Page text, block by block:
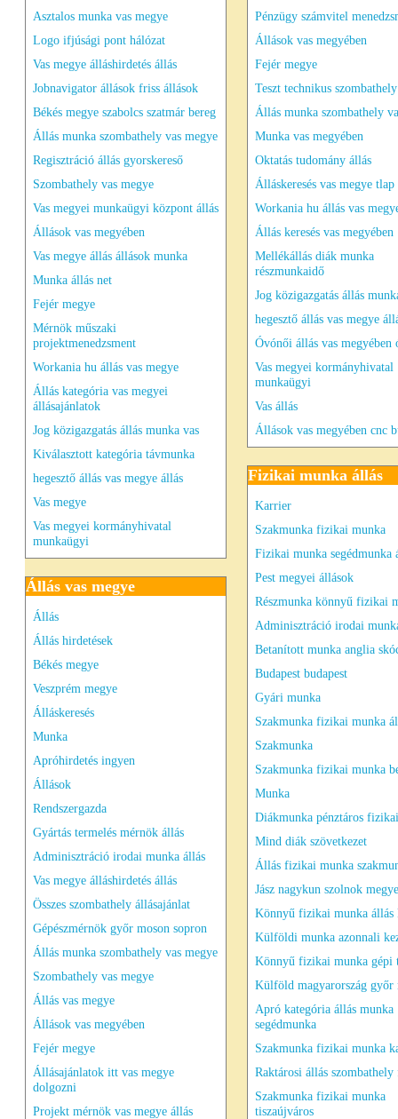
Asztalos munka vas megye
Logo ifjúsági pont hálózat
Vas megye álláshirdetés állás
Jobnavigator állások friss állások
Békés megye szabolcs szatmár bereg
Állás munka szombathely vas megye
Regisztráció állás gyorskereső
Szombathely vas megye
Vas megyei munkaügyi központ állás
Állások vas megyében
Vas megye állás állások munka
Munka állás net
Fejér megye
Mérnök műszaki
projektmenedzsment
Workania hu állás vas megye
Állás kategória vas megyei
állásajánlatok
Jog közigazgatás állás munka vas
Kiválasztott kategória távmunka
hegesztő állás vas megye állás
Vas megye
Vas megyei kormányhivatal
munkaügyi
Állás vas megye
Állás
Állás hirdetések
Békés megye
Veszprém megye
Álláskeresés
Munka
Apróhirdetés ingyen
Állások
Rendszergazda
Gyártás termelés mérnök állás
Adminisztráció irodai munka állás
Vas megye álláshirdetés állás
Összes szombathely állásajánlat
Gépészmérnök győr moson sopron
Állás munka szombathely vas megye
Szombathely vas megye
Állás vas megye
Állások vas megyében
Fejér megye
Állásajánlatok itt vas megye
dolgozni
Projekt mérnök vas megye állás
Pénzügy számvitel
Állások vas megyében
Fejér megye
Teszt technikus szombathely
Állás munka szombathely
Munka vas megyében
Oktatás tudomány állás
Álláskeresés vas megye tlap
Workania hu állás vas
Állás keresés vas megyében
Mellékállás diák munka
részmunkaidő
Jog közigazgatás állás
hegesztő állás vas megye
Óvónői állás vas megyében
Vas megyei kormányhivatal
munkaügyi
Vas állás
Állások vas megyében cnc
Fizikai munka állás
Karrier
Szakmunka fizikai munka
Fizikai munka segédmunka
Pest megyei állások
Részmunka könnyű fizikai
Adminisztráció irodai
Betanított munka anglia
Budapest budapest
Gyári munka
Szakmunka fizikai munka
Szakmunka
Szakmunka fizikai munka
Munka
Diákmunka pénztáros
Mind diák szövetkezet
Állás fizikai munka
Jász nagykun szolnok megye
Könnyű fizikai munka állás
Külföldi munka azonnali
Könnyű fizikai munka gépi
Külföld magyarország győr
Apró kategória állás munka
segédmunka
Szakmunka fizikai munka
Raktárosi állás
Szakmunka fizikai munka
tiszaújváros